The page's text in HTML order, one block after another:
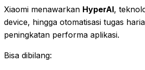
Xiaomi menawarkan HyperAI,
device, hingga otomatisasi tugas
peningkatan performa aplikasi.
Bisa dibilang: